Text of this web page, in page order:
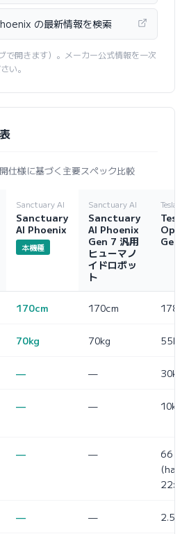
の最新情報を検索
で開きます）。メーカー公式情報を一次
い。
仕様に基づく主要スペック比較
Sanctuary AI
Sanctuary
AI Phoenix
本機種
Sanctuary AI
Sanctuary
AI Phoenix
Gen 7 汎用
ヒューマノ
イドロボッ
ト
Tesla
Tesla
Gen 3
170cm 170cm
70kg 70kg 55kg
— — 30kg
— —
— —
66
22×2)
— —